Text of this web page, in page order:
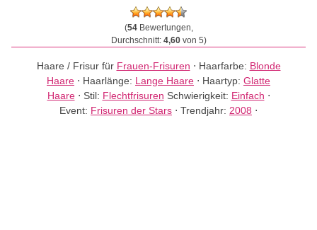
(54Bewertungen,
Durchschnitt: 4,60von 5)
Haare / Frisur für Frauen-Frisuren ⋅ Haarfarbe: Blonde
Haare ⋅ Haarlänge: Lange Haare ⋅ Haartyp: Glatte
Haare⋅ Stil: Flechtfrisuren Schwierigkeit: Einfach ⋅
Event: Frisuren der Stars ⋅ Trendjahr: 2008 ⋅